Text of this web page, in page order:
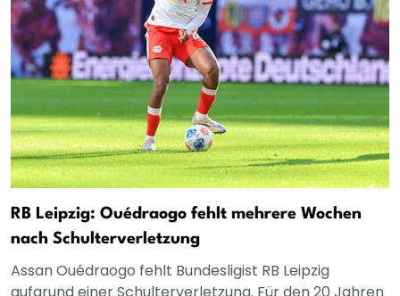
RB Leipzig: Ouédraogo fehlt mehrere Wochen
nach Schulterverletzung
Assan Ouédraogo fehlt Bundesligist RB Leipzig
aufgrund einer Schulterverletzung. Für den 20 Jahren